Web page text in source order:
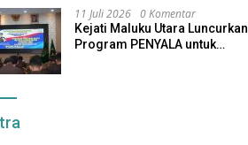
11 Juli 2026 0 Komentar
Kejati Maluku Utara Luncurkan
Program PENYALA untuk